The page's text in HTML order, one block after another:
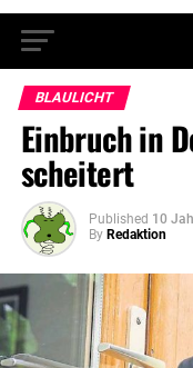
BLAULICHT
Einbruch in
scheitert
Published 10
By Redaktion